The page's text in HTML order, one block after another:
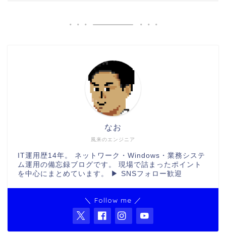
風来のエンジニア
なお
IT運用歴14年。 ネットワーク・Windows・業務システ
ム運用の備忘録ブログです。 現場で詰まったポイント
を中心にまとめています。 ▶ SNSフォロー歓迎
＼ Follow me ／